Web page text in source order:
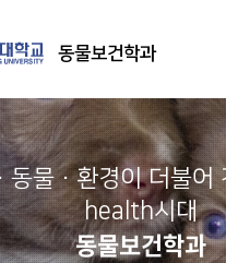
동물보건학과
물·환경이 더불어
health시대
동물보건학과